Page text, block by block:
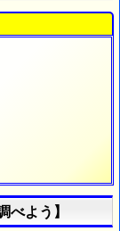
べよう】